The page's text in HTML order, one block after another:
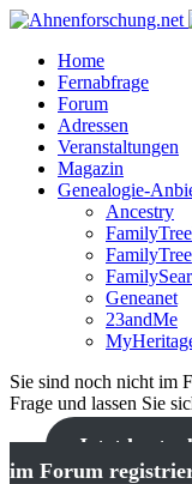
Home
Fernabfrage
Forum
Adressen
Veranstaltungen
Magazin
Genealogie-
Ancestry
FamilyTree
Geneanet
23andMe
Sie sind noch nicht im
Frage und lassen Sie
Jetzt
im Forum